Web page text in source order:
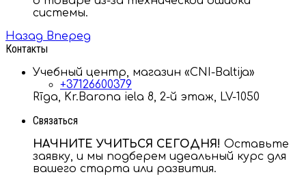
системы.
Назад Вперед
Контакты
Учебный центр, магазин «CNI-Baltija»
+37126600379
Rīga, Kr.Barona iela 8, 2-й этаж, LV-1050
Связаться
НАЧНИТЕ УЧИТЬСЯ СЕГОДНЯ! Оставьте
заявку, и мы подберем идеальный курс для
вашего старта или развития.